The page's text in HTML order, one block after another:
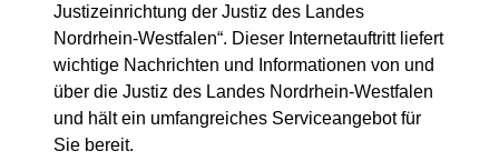
Justizeinrichtung der Justiz des Landes
Nordrhein-Westfalen“. Dieser Internetauftritt liefert
wichtige Nachrichten und Informationen von und
über die Justiz des Landes Nordrhein-Westfalen
und hält ein umfangreiches Serviceangebot für
Sie bereit.